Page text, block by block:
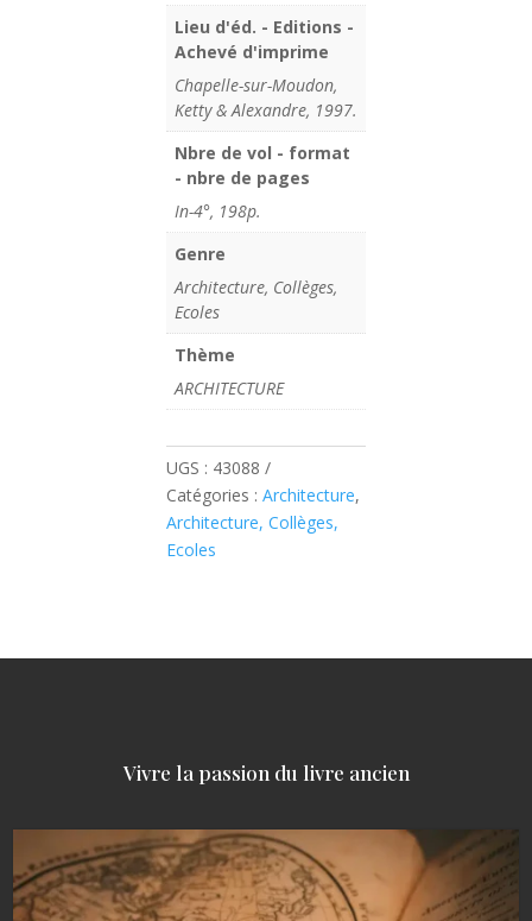
Lieu d'éd. - Editions -
Achevé d'imprime
Chapelle-sur-Moudon,
Ketty & Alexandre, 1997.
Nbre de vol - format
- nbre de pages
In-4°, 198p.
Genre
Architecture, Collèges,
Ecoles
Thème
ARCHITECTURE
UGS : 43088
Catégories : Architecture,
Architecture, Collèges,
Ecoles
Vivre la passion du livre ancien